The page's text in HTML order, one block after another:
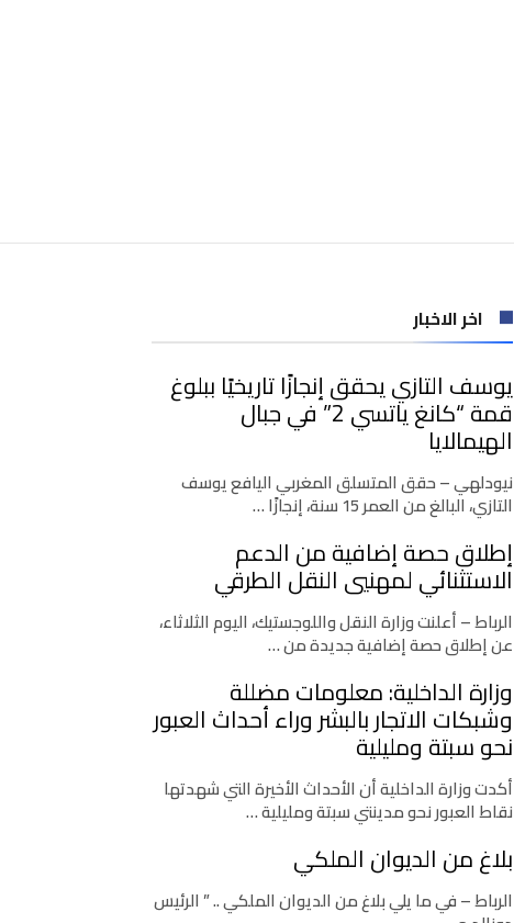
اخر الاخبار
يوسف التازي يحقق إنجازًا تاريخيًا ببلوغ
قمة “كانغ ياتسي 2” في جبال
الهيمالايا
نيودلهي – حقق المتسلق المغربي اليافع يوسف
التازي، البالغ من العمر 15 سنة، إنجازًا …
إطلاق حصة إضافية من الدعم
الاستثنائي لمهنيي النقل الطرقي
الرباط – أعلنت وزارة النقل واللوجستيك، اليوم الثلاثاء،
عن إطلاق حصة إضافية جديدة من …
وزارة الداخلية: معلومات مضللة
وشبكات الاتجار بالبشر وراء أحداث العبور
نحو سبتة ومليلية
أكدت وزارة الداخلية أن الأحداث الأخيرة التي شهدتها
نقاط العبور نحو مدينتي سبتة ومليلية …
بلاغ من الديوان الملكي
الرباط – في ما يلي بلاغ من الديوان الملكي .. ” الرئيس